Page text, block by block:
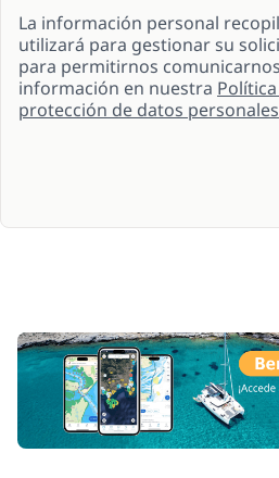
La información personal
utilizará para gestionar su
para permitirnos
información en nuestra
protección de datos personales